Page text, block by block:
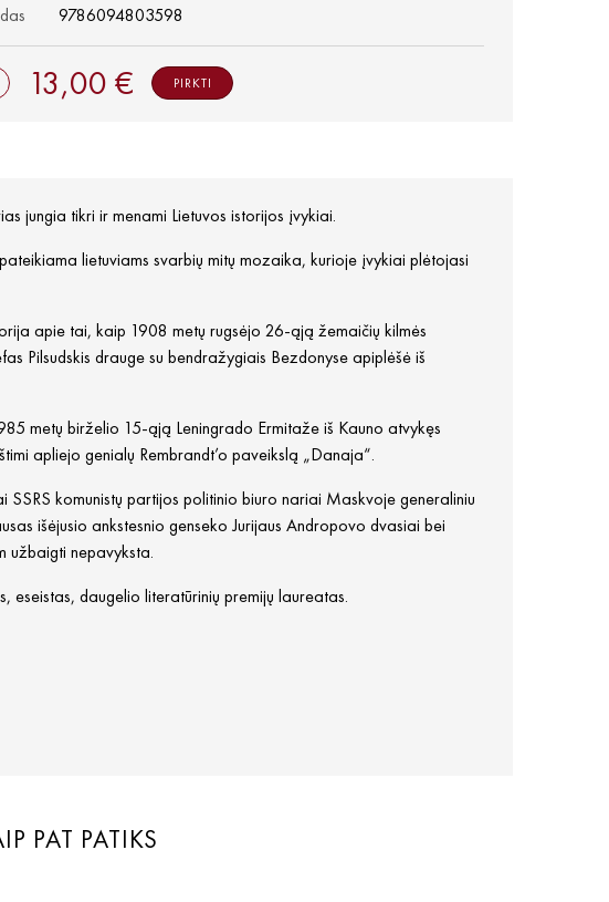
9786094803598
13,00 € PIRKTI
jungia tikri ir menami Lietuvos istorijos įvykiai.
lietuviams svarbių mitų mozaika, kurioje įvykiai plėtojasi
apie tai, kaip 1908 metų rugsėjo 26-ąją žemaičių kilmės
Pilsudskis drauge su bendražygiais Bezdonyse apiplėšė iš
metų birželio 15-ąją Leningrado Ermitaže iš Kauno atvykęs
apliejo genialų Rembrandt’o paveikslą „Danaja“.
komunistų partijos politinio biuro nariai Maskvoje generaliniu
išėjusio ankstesnio genseko Jurijaus Andropovo dvasiai bei
užbaigti nepavyksta.
eseistas, daugelio literatūrinių premijų laureatas.
PAT PATIKS